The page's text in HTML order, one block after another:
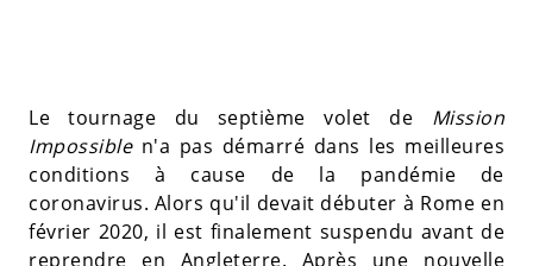
Le tournage du septième volet de Mission
Impossiblen'a pas démarré dans les meilleures
conditions à cause de la pandémie de
coronavirus. Alors qu'il devait débuter à Rome en
février 2020, il est finalement suspendu avant de
reprendre en Angleterre. Après une nouvelle